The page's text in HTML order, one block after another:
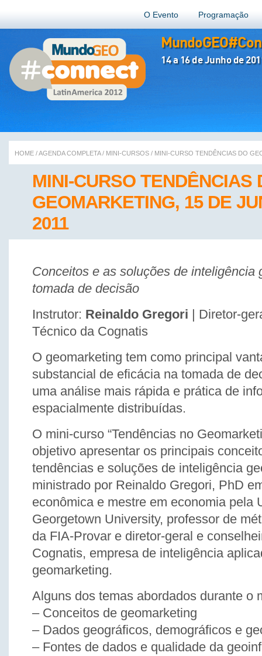
O Evento Programação
14 a 16 de Junho de
MINI-CURSO TENDÊNCIAS
GEOMARKETING, 15 DE
2011
HOME /AGENDA COMPLETA/ MINI-CURSOS / MINI-CURSO TENDÊNCIAS DO
Conceitos e as soluções de inteligência
tomada de decisão
Instrutor: Reinaldo Gregori | Diretor-
Técnico da Cognatis
O geomarketing tem como principal
substancial de eficácia na tomada de
uma análise mais rápida e prática de
espacialmente distribuídas.
O mini-curso “Tendências no
objetivo apresentar os principais
tendências e soluções de inteligência
ministrado por Reinaldo Gregori, PhD
econômica e mestre em economia pela
Georgetown University, professor de
da FIA-Provar e diretor-geral e
Cognatis, empresa de inteligência
geomarketing.
Alguns dos temas abordados durante o
– Conceitos de geomarketing
– Dados geográficos, demográficos e
– Fontes de dados e qualidade da